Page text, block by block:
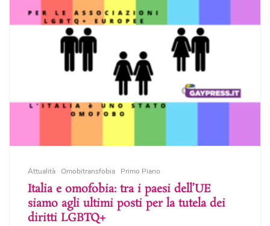
Attualità Omobitransfobia Primo Piano
Italia e omofobia: tra i paesi dell’UE
siamo agli ultimi posti per la tutela dei
diritti LGBTQ+